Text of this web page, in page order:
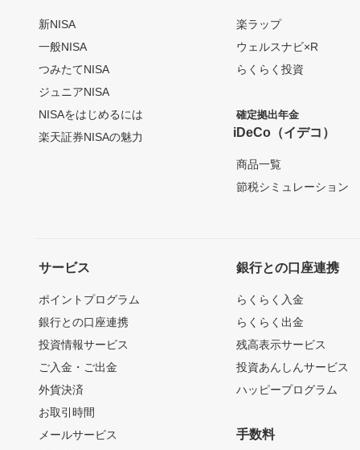
新NISA
一般NISA
つみたてNISA
ジュニアNISA
NISAをはじめるには
楽天証券NISAの魅力
楽ラップ
ウェルスナビ×R
らくらく投資
確定拠出年金
iDeCo（イデコ）
商品一覧
節税シミュレーション
サービス
ポイントプログラム
銀行との口座連携
投資情報サービス
ご入金・ご出金
外貨決済
お取引時間
メールサービス
銀行との口座連携
らくらく入金
らくらく出金
残高表示サービス
投資あんしんサービス
ハッピープログラム
手数料